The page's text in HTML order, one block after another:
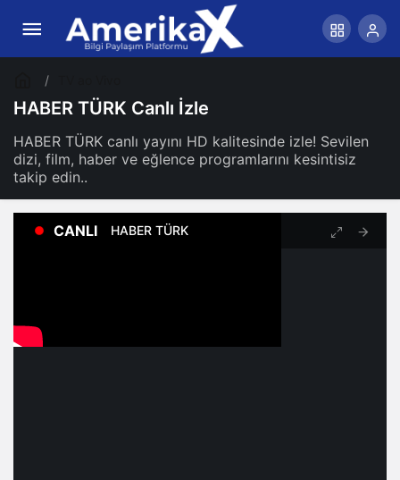
HABER TÜRK Canlı İzle
HABER TÜRK canlı yayını HD kalitesinde izle! Sevilen
dizi, film, haber ve eğlence programlarını kesintisiz
takip edin..
CANLI HABER TÜRK